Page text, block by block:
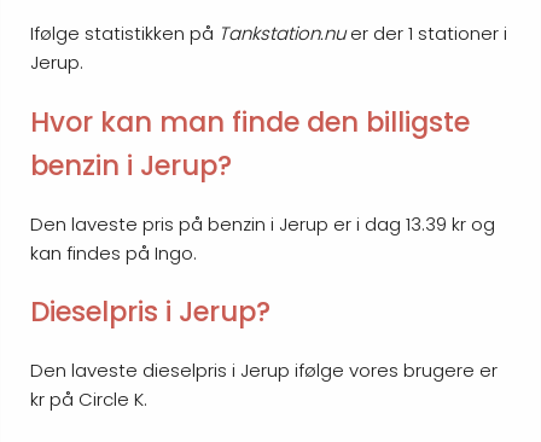
Ifølge statistikken på Tankstation.nuer der 1 stationer i
Jerup.
Hvor kan man finde den billigste
benzin i Jerup?
Den laveste pris på benzin i Jerup er i dag 13.39 kr og
kan findes på Ingo.
Dieselpris i Jerup?
Den laveste dieselpris i Jerup ifølge vores brugere er
kr på Circle K.